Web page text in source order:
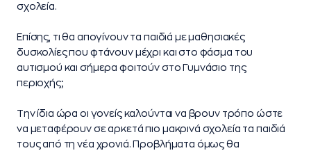
σχολεία.
Επίσης, τι θα απογίνουν τα παιδιά με μαθησιακές
δυσκολίες που φτάνουν μέχρι και στο φάσμα του
αυτισμού και σήμερα φοιτούν στο Γυμνάσιο της
περιοχής;
Την ίδια ώρα οι γονείς καλούνται να βρουν τρόπο ώστε
να μεταφέρουν σε αρκετά πιο μακρινά σχολεία τα παιδιά
τους από τη νέα χρονιά. Προβλήματα όμως θα